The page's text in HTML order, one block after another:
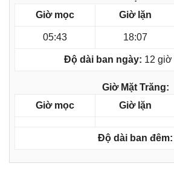
Giờ mọc
Giờ lặn
05:43 18:07
Độ dài ban ngày: 12 giờ
Giờ Mặt Trăng:
Giờ mọc
Giờ lặn
Độ dài ban đêm: